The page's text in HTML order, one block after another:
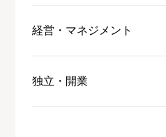
経営・マネジメント
独立・開業